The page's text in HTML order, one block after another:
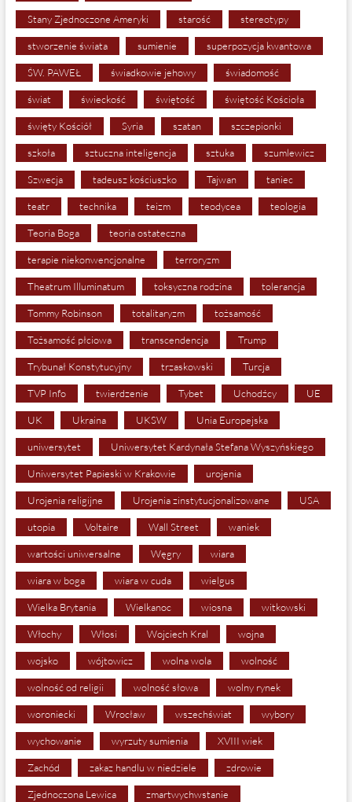
Stany Zjednoczone Ameryki starość stereotypy
stworzenie świata sumienie superpozycja kwantowa
ŚW. PAWEŁ świadkowie jehowy świadomość
świat świeckość świętość świętość Kościoła
święty Kościół Syria szatan szczepionki
szkoła sztuczna inteligencja sztuka szumlewicz
Szwecja tadeusz kościuszko Tajwan taniec
teatr technika teizm teodycea teologia
Teoria Boga teoria ostateczna
terapie niekonwencjonalne terroryzm
Theatrum Illuminatum toksyczna rodzina tolerancja
Tommy Robinson totalitaryzm tożsamość
Tożsamość płciowa transcendencja Trump
Trybunał Konstytucyjny trzaskowski Turcja
TVP Info twierdzenie Tybet Uchodźcy UE
UK Ukraina UKSW Unia Europejska
uniwersytet Uniwersytet Kardynała Stefana Wyszyńskiego
Uniwersytet Papieski w Krakowie urojenia
Urojenia religijne Urojenia zinstytucjonalizowane USA
utopia Voltaire Wall Street waniek
wartości uniwersalne Węgry wiara
wiara w boga wiara w cuda wielgus
Wielka Brytania Wielkanoc wiosna witkowski
Włochy Włosi Wojciech Kral wojna
wojsko wójtowicz wolna wola wolność
wolność od religii wolność słowa wolny rynek
woroniecki Wrocław wszechświat wybory
wychowanie wyrzuty sumienia XVIII wiek
Zachód zakaz handlu w niedziele zdrowie
Zjednoczona Lewica zmartwychwstanie